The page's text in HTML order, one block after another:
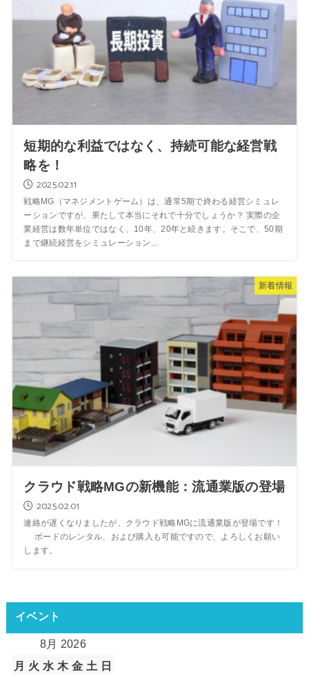
短期的な利益ではなく、持続可能な経営戦
略を！
2025.02.11
戦略MG（マネジメントゲーム）は、通常5期で終わる経営シミュレ
ーションですが、果たして本当にそれで十分でしょうか？ 実際の企
業経営は数年単位ではなく、10年、20年と続きます。そこで、50期
まで継続経営をシミュレーション...
新着情報
クラウド戦略MGの新機能：流通業版の登場
2025.02.01
連絡が遅くなりましたが、クラウド戦略MGに流通業版が登場です！
ボードのレンタル、および購入も可能ですので、よろしくお願い
します。
イベント
8月 2026
月 火 水 木 金 土 日